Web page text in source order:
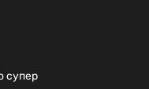
супер